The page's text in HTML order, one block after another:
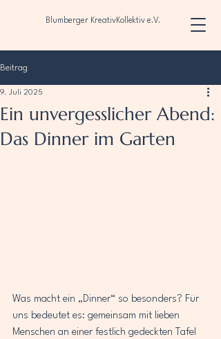
Blumberger KreativKollektiv e.V.
Beitrag
Ein unvergesslicher Abend:
Das Dinner im Garten
9. Juli 2025
Was macht ein „Dinner“ so besonders? Für
uns bedeutet es: gemeinsam mit lieben
Menschen an einer festlich gedeckten Tafel